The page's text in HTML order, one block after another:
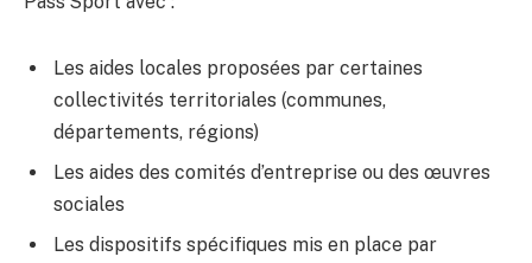
Les aides locales proposées par certaines
collectivités territoriales (communes,
départements, régions)
Les aides des comités d’entreprise ou des œuvres
sociales
Les dispositifs spécifiques mis en place par